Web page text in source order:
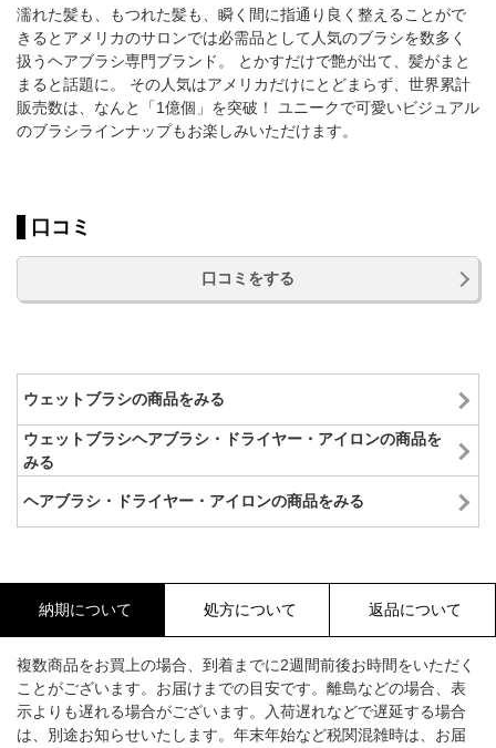
濡れた髪も、もつれた髪も、瞬く間に指通り良く整えることがで
きるとアメリカのサロンでは必需品として人気のブラシを数多く
扱うヘアブラシ専門ブランド。 とかすだけで艶が出て、髪がまと
まると話題に。 その人気はアメリカだけにとどまらず、世界累計
販売数は、なんと「1億個」を突破！ ユニークで可愛いビジュアル
のブラシラインナップもお楽しみいただけます。
口コミ
口コミをする
ウェットブラシの商品をみる
ウェットブラシヘアブラシ・ドライヤー・アイロンの商品を
みる
ヘアブラシ・ドライヤー・アイロンの商品をみる
納期について 処方について 返品について
複数商品をお買上の場合、到着までに2週間前後お時間をいただく
ことがございます。お届けまでの目安です。離島などの場合、表
示よりも遅れる場合がございます。入荷遅れなどで遅延する場合
は、別途お知らせいたします。年末年始など税関混雑時は、お届